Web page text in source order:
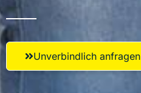
Unverbindlich anfragen